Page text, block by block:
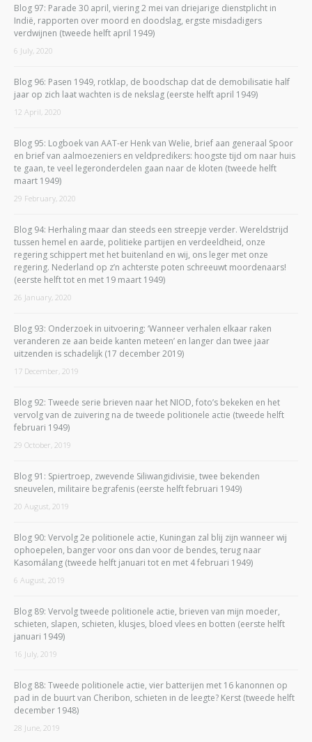
Blog 97: Parade 30 april, viering 2 mei van driejarige dienstplicht in
Indië, rapporten over moord en doodslag, ergste misdadigers
verdwijnen (tweede helft april 1949)
6 July, 2020
Blog 96: Pasen 1949, rotklap, de boodschap dat de demobilisatie half
jaar op zich laat wachten is de nekslag (eerste helft april 1949)
12 April, 2020
Blog 95: Logboek van AAT-er Henk van Welie, brief aan generaal Spoor
en brief van aalmoezeniers en veldpredikers: hoogste tijd om naar huis
te gaan, te veel legeronderdelen gaan naar de kloten (tweede helft
maart 1949)
29 February, 2020
Blog 94: Herhaling maar dan steeds een streepje verder. Wereldstrijd
tussen hemel en aarde, politieke partijen en verdeeldheid, onze
regering schippert met het buitenland en wij, ons leger met onze
regering. Nederland op z’n achterste poten schreeuwt moordenaars!
(eerste helft tot en met 19 maart 1949)
26 January, 2020
Blog 93: Onderzoek in uitvoering: ‘Wanneer verhalen elkaar raken
veranderen ze aan beide kanten meteen’ en langer dan twee jaar
uitzenden is schadelijk (17 december 2019)
17 December, 2019
Blog 92: Tweede serie brieven naar het NIOD, foto’s bekeken en het
vervolg van de zuivering na de tweede politionele actie (tweede helft
februari 1949)
29 October, 2019
Blog 91: Spiertroep, zwevende Siliwangidivisie, twee bekenden
sneuvelen, militaire begrafenis (eerste helft februari 1949)
20 August, 2019
Blog 90: Vervolg 2e politionele actie, Kuningan zal blij zijn wanneer wij
ophoepelen, banger voor ons dan voor de bendes, terug naar
Kasomálang (tweede helft januari tot en met 4 februari 1949)
6 August, 2019
Blog 89: Vervolg tweede politionele actie, brieven van mijn moeder,
schieten, slapen, schieten, klusjes, bloed vlees en botten (eerste helft
januari 1949)
16 July, 2019
Blog 88: Tweede politionele actie, vier batterijen met 16 kanonnen op
pad in de buurt van Cheribon, schieten in de leegte? Kerst (tweede helft
december 1948)
28 June, 2019